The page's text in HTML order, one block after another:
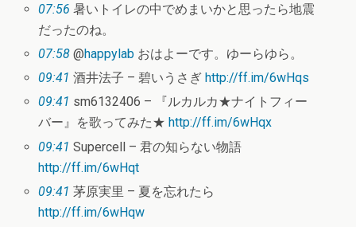
07:56 暑いトイレの中でめまいかと思ったら地震
だったのね。
07:58 @happylab おはよーです。ゆーらゆら。
09:41 酒井法子 – 碧いうさぎ http://ff.im/6wHqs
09:41 sm6132406 – 『ルカルカ★ナイトフィー
バー』を歌ってみた★ http://ff.im/6wHqx
09:41 Supercell – 君の知らない物語
http://ff.im/6wHqt
09:41 茅原実里 – 夏を忘れたら
http://ff.im/6wHqw